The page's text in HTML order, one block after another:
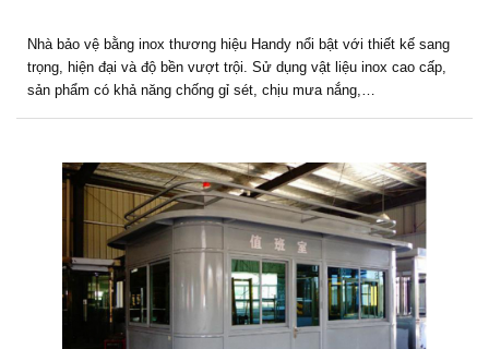
Nhà bảo vệ bằng inox thương hiệu Handy nổi bật với thiết kế sang
trọng, hiện đại và độ bền vượt trội. Sử dụng vật liệu inox cao cấp,
sản phẩm có khả năng chống gỉ sét, chịu mưa nắng,…